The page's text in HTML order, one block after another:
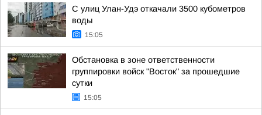
С улиц Улан-Удэ откачали 3500 кубометров
воды
15:05
Обстановка в зоне ответственности
группировки войск "Восток" за прошедшие
сутки
15:05